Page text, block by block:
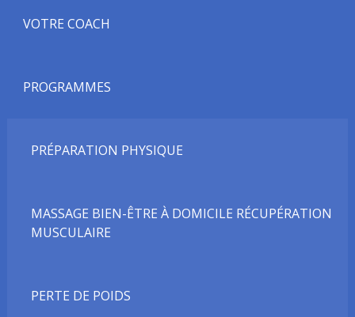
VOTRE COACH
PROGRAMMES
PRÉPARATION PHYSIQUE
MASSAGE BIEN-ÊTRE À DOMICILE RÉCUPÉRATION
MUSCULAIRE
PERTE DE POIDS